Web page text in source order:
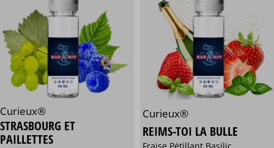
Curieux®
STRASBOURG ET
PAILLETTES
Curieux®
REIMS-TOI LA BULLE